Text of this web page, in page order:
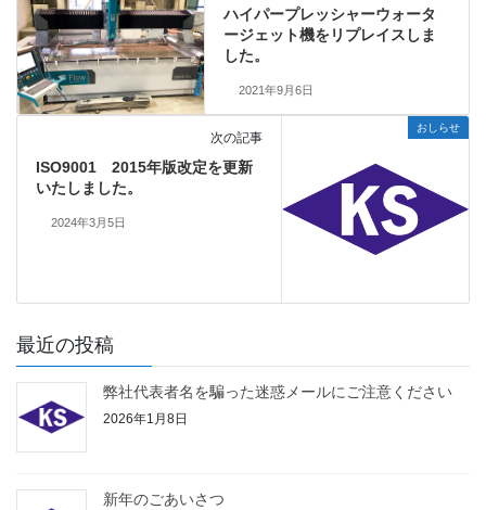
ハイパープレッシャーウォータ
ージェット機をリプレイスしま
した。
2021年9月6日
おしらせ
次の記事
ISO9001 2015年版改定を更新
いたしました。
2024年3月5日
最近の投稿
弊社代表者名を騙った迷惑メールにご注意ください
2026年1月8日
新年のごあいさつ